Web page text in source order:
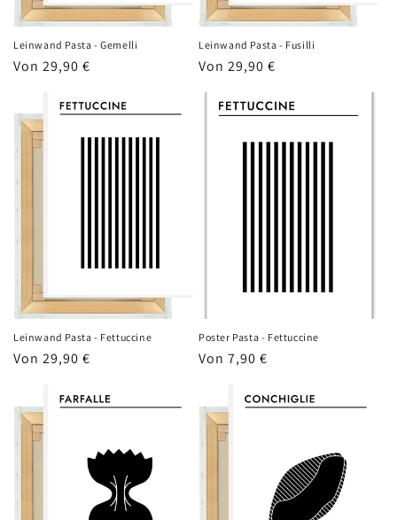
Leinwand Pasta - Gemelli
Normaler
Von 29,90 €
Leinwand Pasta - Fusilli
Normaler
Von 29,90 €
Leinwand Pasta - Fettuccine
Normaler
Von 29,90 €
Poster Pasta - Fettuccine
Normaler
Von 7,90 €